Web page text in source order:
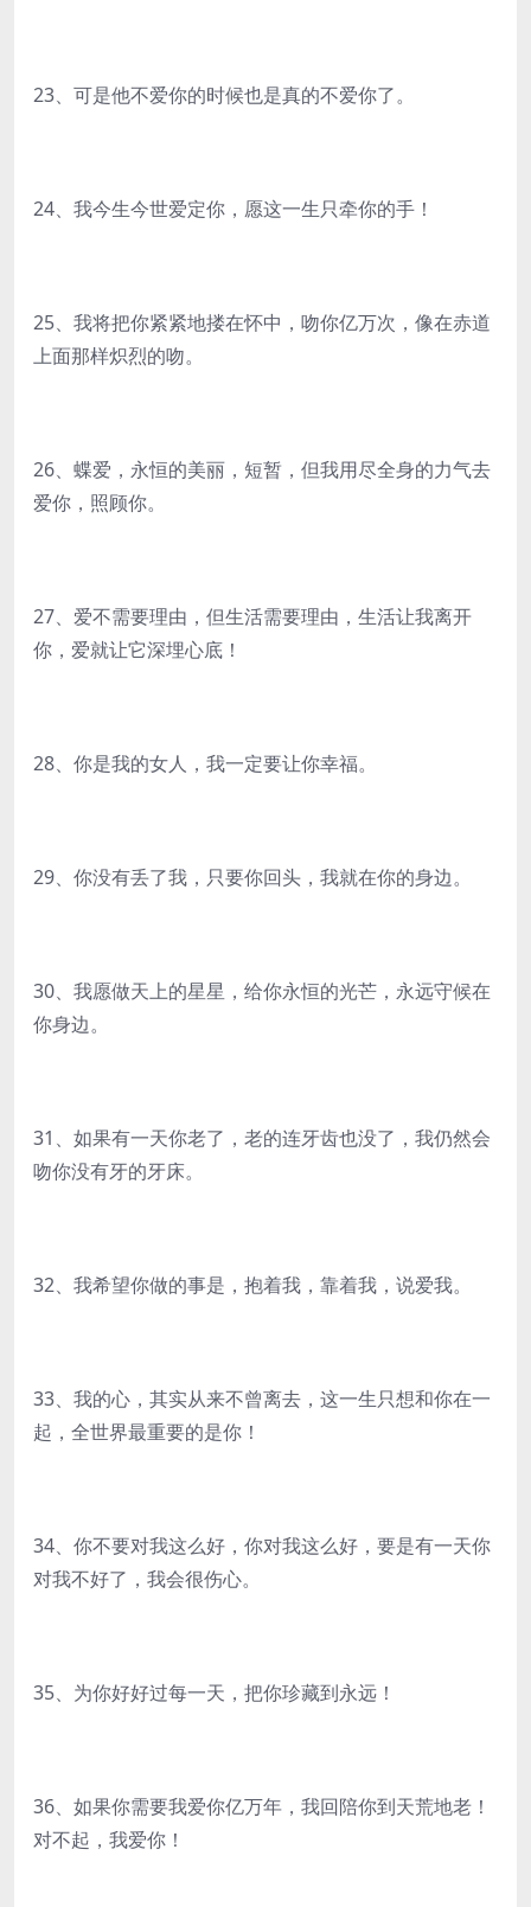
23、可是他不爱你的时候也是真的不爱你了。
24、我今生今世爱定你，愿这一生只牵你的手！
25、我将把你紧紧地搂在怀中，吻你亿万次，像在赤道
上面那样炽烈的吻。
26、蝶爱，永恒的美丽，短暂，但我用尽全身的力气去
爱你，照顾你。
27、爱不需要理由，但生活需要理由，生活让我离开
你，爱就让它深埋心底！
28、你是我的女人，我一定要让你幸福。
29、你没有丢了我，只要你回头，我就在你的身边。
30、我愿做天上的星星，给你永恒的光芒，永远守候在
你身边。
31、如果有一天你老了，老的连牙齿也没了，我仍然会
吻你没有牙的牙床。
32、我希望你做的事是，抱着我，靠着我，说爱我。
33、我的心，其实从来不曾离去，这一生只想和你在一
起，全世界最重要的是你！
34、你不要对我这么好，你对我这么好，要是有一天你
对我不好了，我会很伤心。
35、为你好好过每一天，把你珍藏到永远！
36、如果你需要我爱你亿万年，我回陪你到天荒地老！
对不起，我爱你！